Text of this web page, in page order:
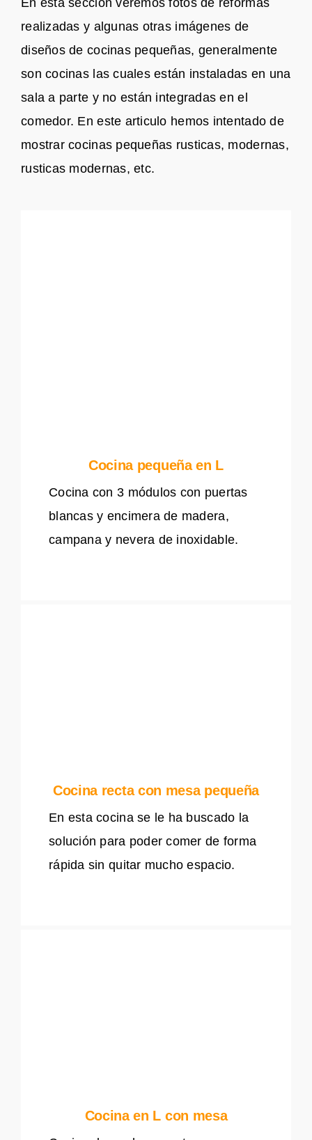
realizadas y algunas otras imágenes de
diseños de cocinas pequeñas, generalmente
son cocinas las cuales están instaladas en una
sala a parte y no están integradas en el
comedor. En este articulo hemos intentado de
mostrar cocinas pequeñas rusticas, modernas,
rusticas modernas, etc.
Cocina pequeña en L
Cocina con 3 módulos con puertas
blancas y encimera de madera,
campana y nevera de inoxidable.
Cocina recta con mesa pequeña
En esta cocina se le ha buscado la
solución para poder comer de forma
rápida sin quitar mucho espacio.
Cocina en L con mesa